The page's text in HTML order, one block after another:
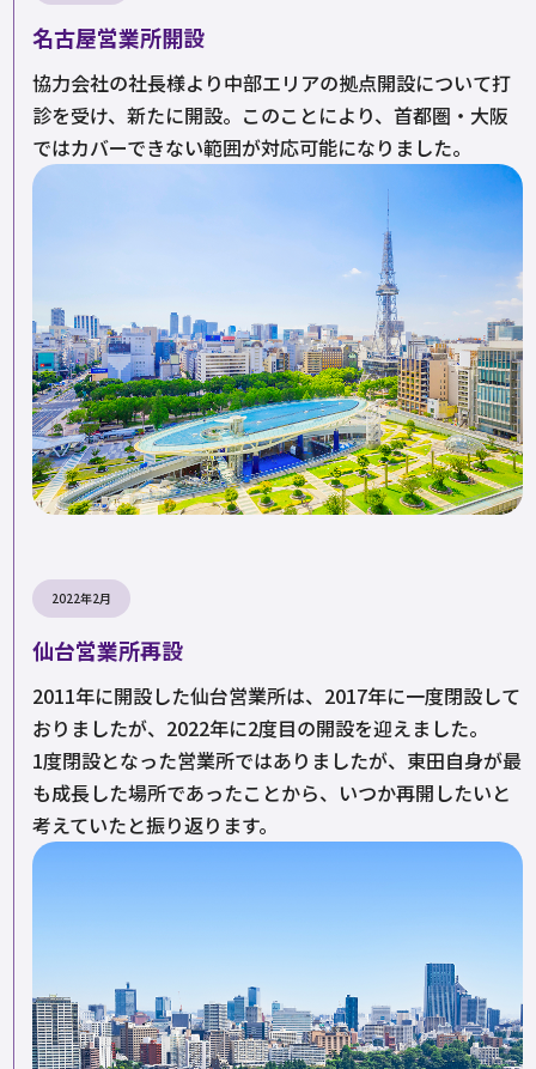
名古屋営業所開設
協力会社の社長様より中部エリアの拠点開設について打
診を受け、新たに開設。このことにより、首都圏・大阪
ではカバーできない範囲が対応可能になりました。
2022年2月
仙台営業所再設
2011年に開設した仙台営業所は、2017年に一度閉設して
おりましたが、2022年に2度目の開設を迎えました。
1度閉設となった営業所ではありましたが、東田自身が最
も成長した場所であったことから、いつか再開したいと
考えていたと振り返ります。